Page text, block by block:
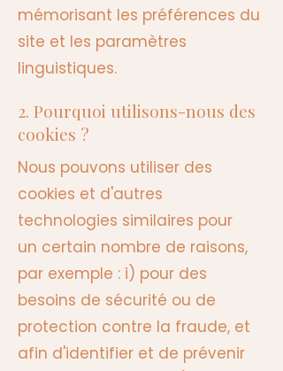
mémorisant les préférences du
site et les paramètres
linguistiques.
2. Pourquoi utilisons-nous des
cookies ?
Nous pouvons utiliser des
cookies et d'autres
technologies similaires pour
un certain nombre de raisons,
par exemple : i) pour des
besoins de sécurité ou de
protection contre la fraude, et
afin d'identifier et de prévenir